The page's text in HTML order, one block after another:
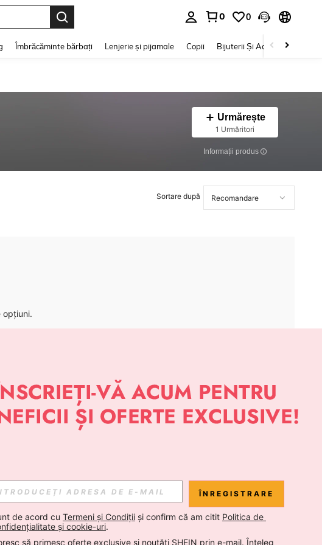
0 0
Îmbrăcăminte bărbați Lenjerie și pijamale Copii Bijuterii Și Accesorii
Urmărește
1 Urmăritori
Informații produs
Sortare după
opțiuni.
APLICAȚIE
A PRIMI NOUTĂȚI DESPRE STIL DE LA SHEIN
Abonare
ÎNREGISTRARE
de acord cu Termeni și Condiții și confirm că am citit Politica de
și cookie-uri.
să primesc oferte exclusive și noutăți SHEIN prin e-mail. Înțeleg